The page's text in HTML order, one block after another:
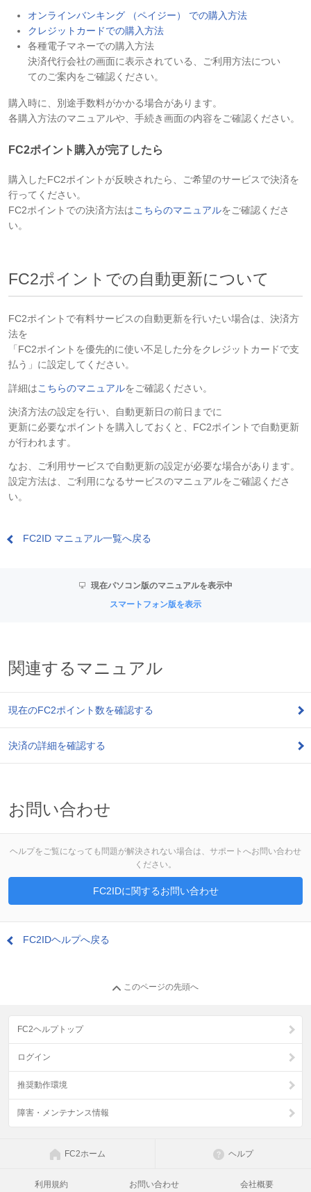
オンラインバンキング （ペイジー） での購入方法
クレジットカードでの購入方法
各種電子マネーでの購入方法
決済代行会社の画面に表示されている、
ご利用方法につい
てのご案内をご確認ください。
購入時に、別途手数料がかかる場合があります。
各購入方法のマニュアルや、手続き画面の内容をご確認ください。
FC2ポイント購入が完了したら
購入したFC2ポイントが反映されたら、ご希望のサービスで決済を
行ってください。
FC2ポイントでの決済方法はこちらのマニュアルをご確認くださ
い。
FC2ポイントでの自動更新について
FC2ポイントで有料サービスの自動更新を行いたい場合は、決済方
法を
「FC2ポイントを優先的に使い不足した分をクレジットカードで支
払う」に設定してください。
詳細はこちらのマニュアルをご確認ください。
決済方法の設定を行い、自動更新日の前日までに
更新に必要なポイントを購入しておくと、FC2ポイントで自動更新
が行われます。
なお、ご利用サービスで自動更新の設定が必要な場合があります。
設定方法は、ご利用になるサービスのマニュアルをご確認くださ
い。
FC2ID マニュアル一覧へ戻る
現在パソコン版のマニュアルを表示中
スマートフォン版を表示
関連するマニュアル
現在のFC2ポイント数を確認する
決済の詳細を確認する
お問い合わせ
ヘルプをご覧になっても問題が解決されない場合は、サポートへお問い合わせ
ください。
FC2IDに関するお問い合わせ
FC2IDヘルプへ戻る
このページの先頭へ
FC2ヘルプトップ
ログイン
推奨動作環境
障害・メンテナンス情報
FC2ホーム ヘルプ
利用規約 お問い合わせ 会社概要